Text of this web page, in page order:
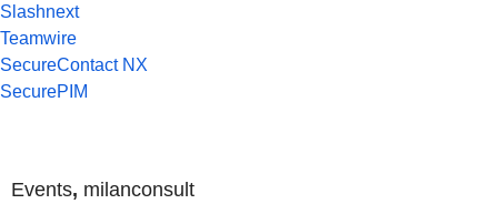
Slashnext
Teamwire
SecureContact NX
SecurePIM
Events, milanconsult